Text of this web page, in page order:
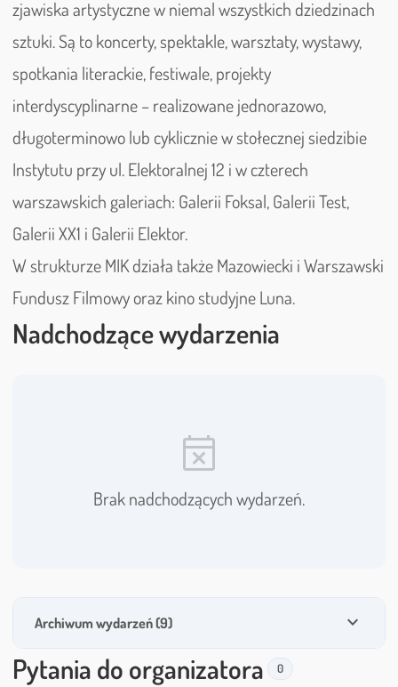
zjawiska artystyczne w niemal wszystkich dziedzinach
sztuki. Są to koncerty, spektakle, warsztaty, wystawy,
spotkania literackie, festiwale, projekty
interdyscyplinarne – realizowane jednorazowo,
długoterminowo lub cyklicznie w stołecznej siedzibie
Instytutu przy ul. Elektoralnej 12 i w czterech
warszawskich galeriach: Galerii Foksal, Galerii Test,
Galerii XX1 i Galerii Elektor.
W strukturze MIK działa także Mazowiecki i Warszawski
Fundusz Filmowy oraz kino studyjne Luna.
Nadchodzące wydarzenia
event_busy
Brak nadchodzących wydarzeń.
Archiwum wydarzeń (9) expand_more
Pytania do organizatora 0